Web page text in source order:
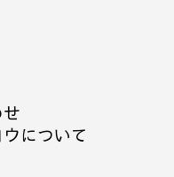
について